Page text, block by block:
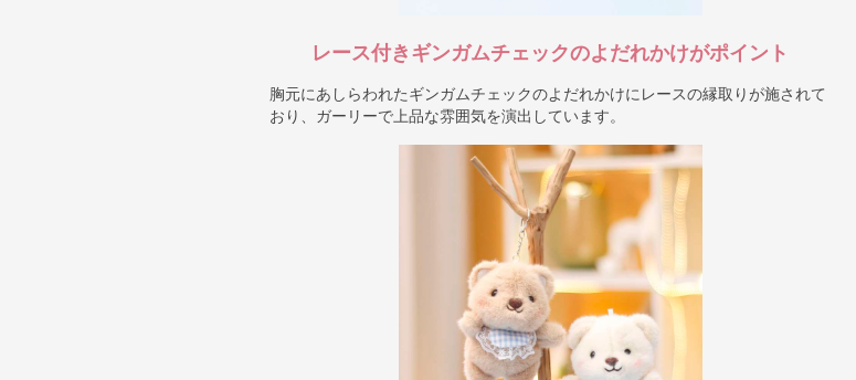
レース付きギンガムチェックのよだれかけがポイント
胸元にあしらわれたギンガムチェックのよだれかけにレースの縁取りが施されて
おり、ガーリーで上品な雰囲気を演出しています。